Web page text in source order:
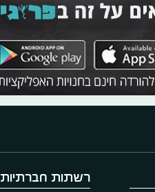
רשתות חברתיות